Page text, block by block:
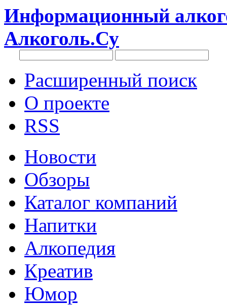
Информационный
Алкоголь.Су
Расширенный поиск
О проекте
RSS
Новости
Обзоры
Каталог компаний
Напитки
Алкопедия
Креатив
Юмор